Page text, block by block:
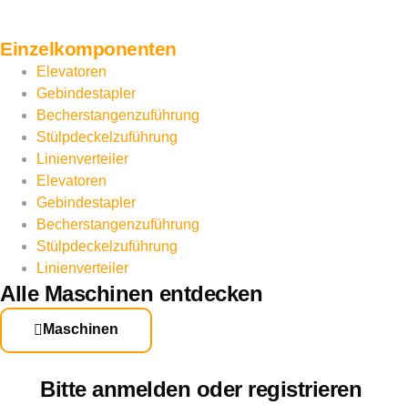
Einzelkomponenten
Elevatoren
Gebindestapler
Becherstangenzuführung
Stülpdeckelzuführung
Linienverteiler
Elevatoren
Gebindestapler
Becherstangenzuführung
Stülpdeckelzuführung
Linienverteiler
Alle Maschinen entdecken
Maschinen
Bitte anmelden oder registrieren